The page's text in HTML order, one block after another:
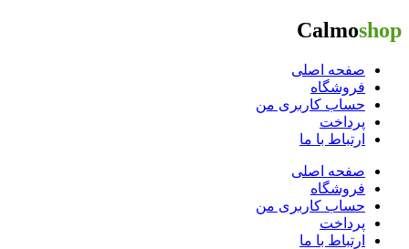
Calmoshop
صفحه اصلی
فروشگاه
حساب کاربری من
پرداخت
ارتباط با ما
صفحه اصلی
فروشگاه
حساب کاربری من
پرداخت
ارتباط با ما